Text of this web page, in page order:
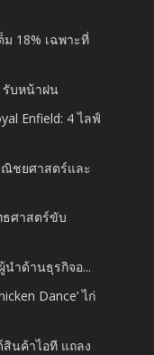
18% เฉพาะที่
บหน้าฝน
Enfield: 4 ไลฟ์
ณิชยศาสตร์และ
ทธศาสตร์ขับ
ำด้านธุรกิจอ...
Dance’ ไก่
นค้าไอที แถลง